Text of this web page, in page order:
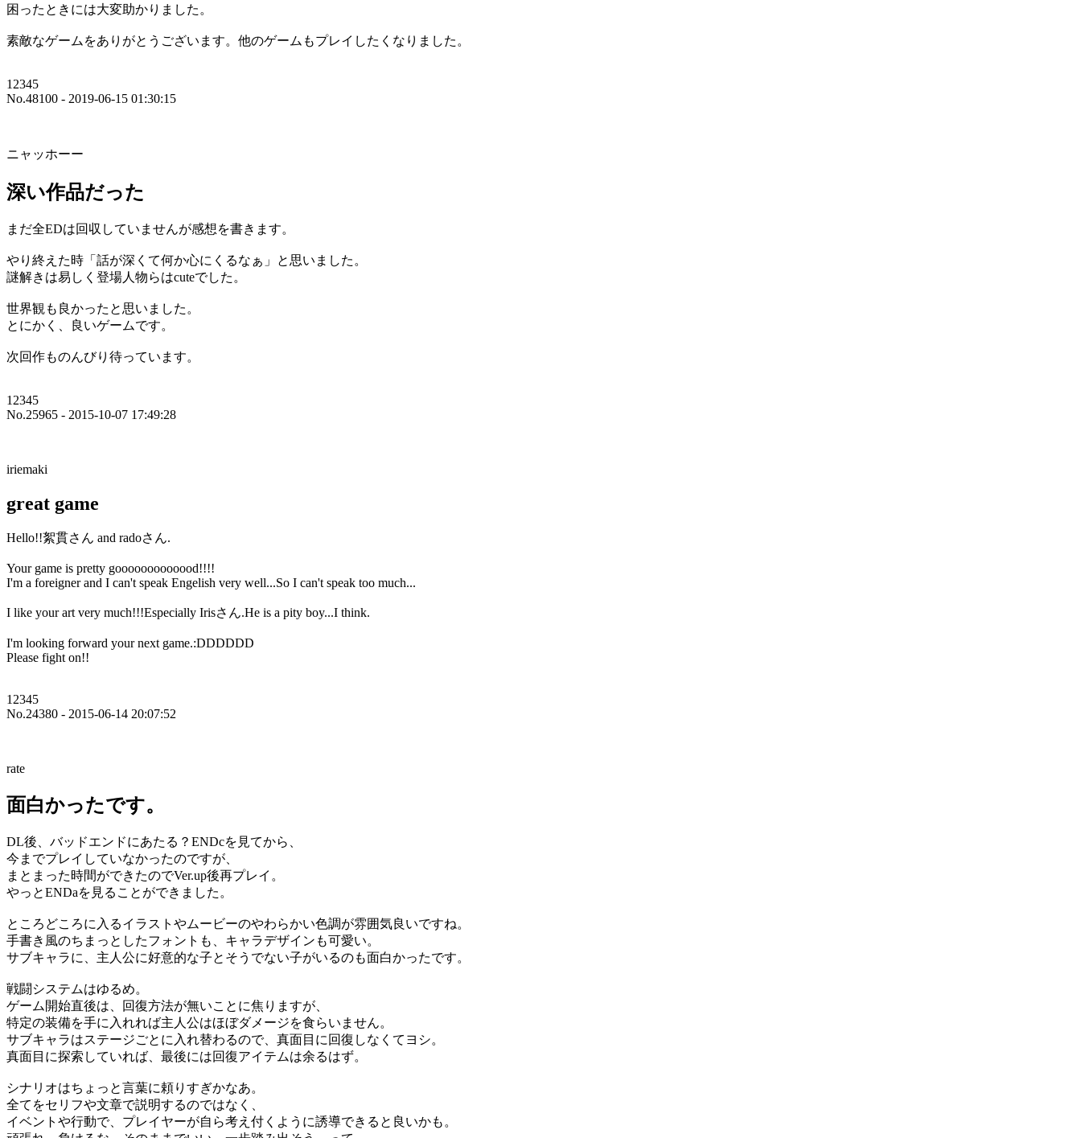
困ったときには大変助かりました。
素敵なゲームをありがとうございます。他のゲームもプレイしたくなりました。
12345
No.48100 - 2019-06-15 01:30:15
ニャッホーー
深い作品だった
まだ全EDは回収していませんが感想を書きます。
やり終えた時「話が深くて何か心にくるなぁ」と思いました。
謎解きは易しく登場人物らはcuteでした。
世界観も良かったと思いました。
とにかく、良いゲームです。
次回作ものんびり待っています。
12345
No.25965 - 2015-10-07 17:49:28
iriemaki
great game
Hello!!絮貫さん and radoさん.
Your game is pretty gooooooooooood!!!!
I'm a foreigner and I can't speak Engelish very well...So I can't speak too much...
I like your art very much!!!Especially Irisさん.He is a pity boy...I think.
I'm looking forward your next game.:DDDDDD
Please fight on!!
12345
No.24380 - 2015-06-14 20:07:52
rate
面白かったです。
DL後、バッドエンドにあたる？ENDcを見てから、
今までプレイしていなかったのですが、
まとまった時間ができたのでVer.up後再プレイ。
やっとENDaを見ることができました。
ところどころに入るイラストやムービーのやわらかい色調が雰囲気良いですね。
手書き風のちまっとしたフォントも、キャラデザインも可愛い。
サブキャラに、主人公に好意的な子とそうでない子がいるのも面白かったです。
戦闘システムはゆるめ。
ゲーム開始直後は、回復方法が無いことに焦りますが、
特定の装備を手に入れれば主人公はほぼダメージを食らいません。
サブキャラはステージごとに入れ替わるので、真面目に回復しなくてヨシ。
真面目に探索していれば、最後には回復アイテムは余るはず。
シナリオはちょっと言葉に頼りすぎかなあ。
全てをセリフや文章で説明するのではなく、
イベントや行動で、プレイヤーが自ら考え付くように誘導できると良いかも。